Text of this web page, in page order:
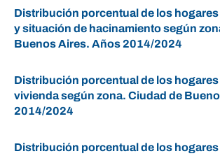
Distribución porcentual de los
y situación de hacinamiento según
Buenos Aires. Años 2014/2024
Distribución porcentual de los
vivienda según zona. Ciudad de
2014/2024
Distribución porcentual de los